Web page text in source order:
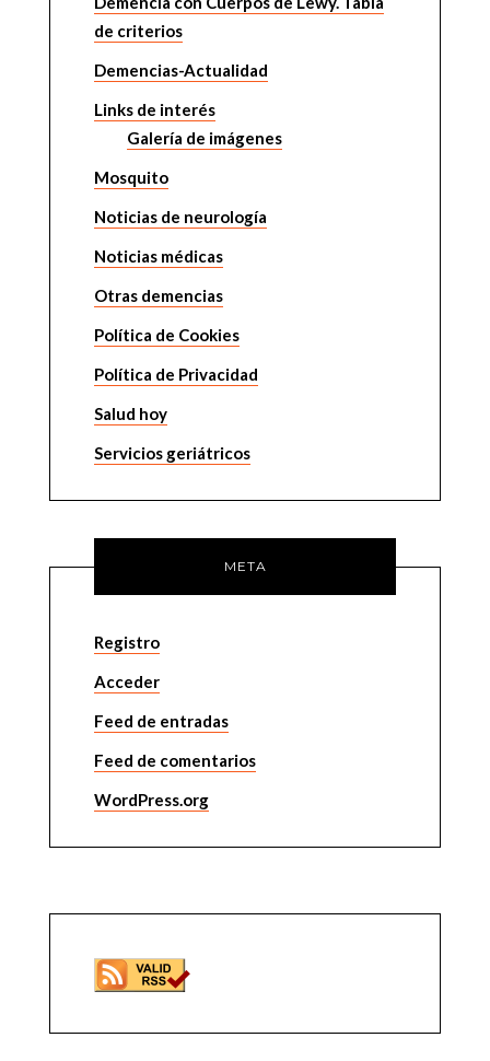
de criterios
Demencias-Actualidad
Links de interés
Galería de imágenes
Mosquito
Noticias de neurología
Noticias médicas
Otras demencias
Política de Cookies
Política de Privacidad
Salud hoy
Servicios geriátricos
META
Registro
Acceder
Feed de entradas
Feed de comentarios
WordPress.org